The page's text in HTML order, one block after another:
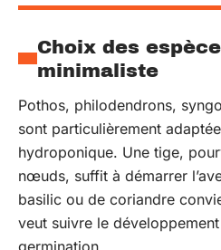
Choix des
minimaliste
Pothos, philodendrons,
sont particulièrement
hydroponique. Une tige,
nœuds, suffit à démarrer
basilic ou de coriandre
veut suivre le
germination.